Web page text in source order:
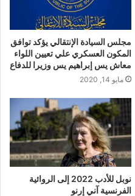
مجلس السيادة الإنتقالي يؤكد توافق
المكون العسكري علي تعيين اللواء
معاش يس إبراهيم يس وزيرا للدفاع
مايو 14, 2020
نوبل للأدب 2022 إلى الروائية
الفرنسية آني إرنو